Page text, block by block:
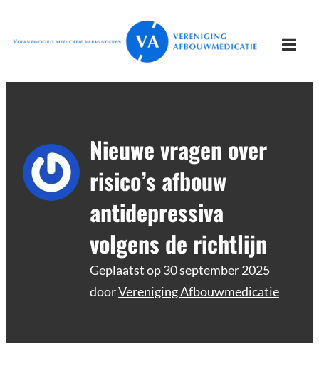
naar
inhoud
Vereniging
Afbouwmedicatie
Verantwoord afbouwen
Nieuwe vragen over
risico’s afbouw
antidepressiva
volgens de richtlijn
Geplaatst op30 september 2025
doorVereniging Afbouwmedicatie